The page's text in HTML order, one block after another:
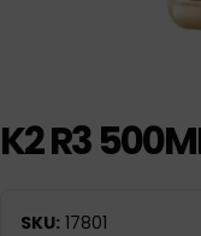
K2 R3
SKU: 17801